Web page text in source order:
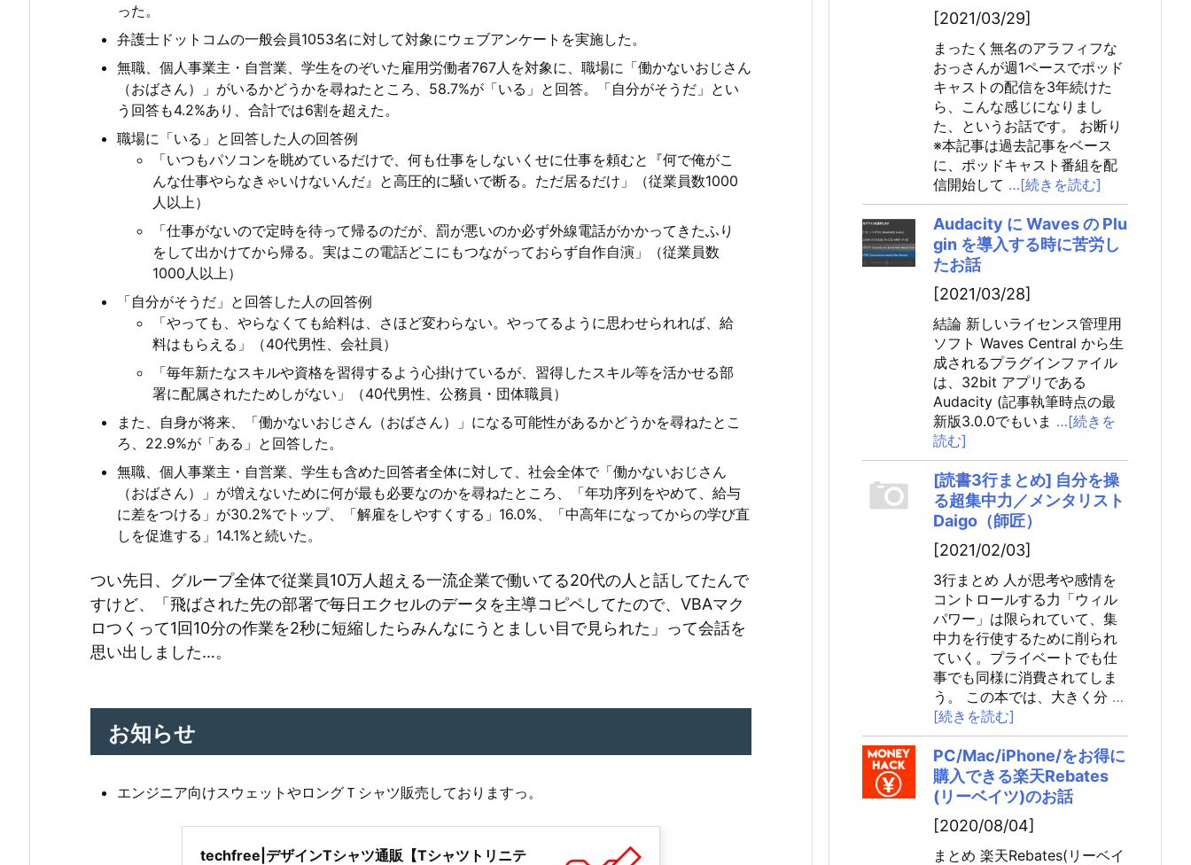
った。
弁護士ドットコムの一般会員1053名に対して対象にウェブアンケートを実施した。
無職、個人事業主・自営業、学生をのぞいた雇用労働者767人を対象に、職場に「働かないおじさん
（おばさん）」がいるかどうかを尋ねたところ、58.7%が「いる」と回答。「自分がそうだ」とい
う回答も4.2%あり、合計では6割を超えた。
職場に「いる」と回答した人の回答例
「いつもパソコンを眺めているだけで、何も仕事をしないくせに仕事を頼むと『何で俺がこ
んな仕事やらなきゃいけないんだ』と高圧的に騒いで断る。ただ居るだけ」（従業員数1000
人以上）
「仕事がないので定時を待って帰るのだが、罰が悪いのか必ず外線電話がかかってきたふり
をして出かけてから帰る。実はこの電話どこにもつながっておらず自作自演」（従業員数
1000人以上）
「自分がそうだ」と回答した人の回答例
「やっても、やらなくても給料は、さほど変わらない。やってるように思わせられれば、給
料はもらえる」（40代男性、会社員）
「毎年新たなスキルや資格を習得するよう心掛けているが、習得したスキル等を活かせる部
署に配属されたためしがない」（40代男性、公務員・団体職員）
また、自身が将来、「働かないおじさん（おばさん）」になる可能性があるかどうかを尋ねたとこ
ろ、22.9%が「ある」と回答した。
無職、個人事業主・自営業、学生も含めた回答者全体に対して、社会全体で「働かないおじさん
（おばさん）」が増えないために何が最も必要なのかを尋ねたところ、「年功序列をやめて、給与
に差をつける」が30.2%でトップ、「解雇をしやすくする」16.0%、「中高年になってからの学び直
しを促進する」14.1%と続いた。
つい先日、グループ全体で従業員10万人超える一流企業で働いてる20代の人と話してたんで
すけど、「飛ばされた先の部署で毎日エクセルのデータを主導コピペしてたので、VBAマク
ロつくって1回10分の作業を2秒に短縮したらみんなにうとましい目で見られた」って会話を
思い出しました…。
お知らせ
エンジニア向けスウェットやロングＴシャツ販売しておりますっ。
techfree|デザインTシャツ通販【Tシャツトリニテ
[2021/03/29]
まったく無名のアラフィフな
おっさんが週1ペースでポッド
キャストの配信を3年続けた
ら、こんな感じになりまし
た、というお話です。 お断り
※本記事は過去記事をベース
に、ポッドキャスト番組を配
信開始して …[続きを読む]
Audacity に Waves の Plu
gin を導入する時に苦労し
たお話
[2021/03/28]
結論 新しいライセンス管理用
ソフト Waves Central から生
成されるプラグインファイル
は、32bit アプリである
Audacity (記事執筆時点の最
新版3.0.0でもいま …[続きを
読む]
[読書3行まとめ] 自分を操
る超集中力／メンタリスト
Daigo（師匠）
[2021/02/03]
3行まとめ 人が思考や感情を
コントロールする力「ウィル
パワー」は限られていて、集
中力を行使するために削られ
ていく。プライベートでも仕
事でも同様に消費されてしま
う。 この本では、大きく分 …
[続きを読む]
PC/Mac/iPhone/をお得に
購入できる楽天Rebates
(リーベイツ)のお話
[2020/08/04]
まとめ 楽天Rebates(リーベイ